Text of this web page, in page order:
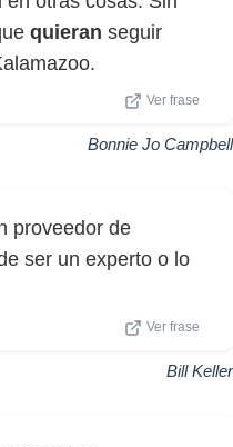
quieran seguir
Ver frase
Bonnie Jo Campbell
proveedor de
ser un experto o lo
Ver frase
Bill Keller